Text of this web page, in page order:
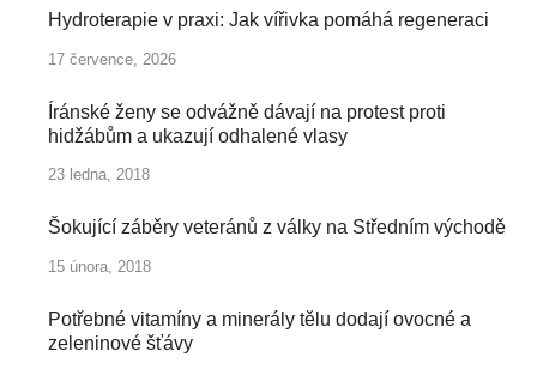
Hydroterapie v praxi: Jak vířivka pomáhá regeneraci
17 července, 2026
Íránské ženy se odvážně dávají na protest proti
hidžábům a ukazují odhalené vlasy
23 ledna, 2018
Šokující záběry veteránů z války na Středním východě
15 února, 2018
Potřebné vitamíny a minerály tělu dodají ovocné a
zeleninové šťávy